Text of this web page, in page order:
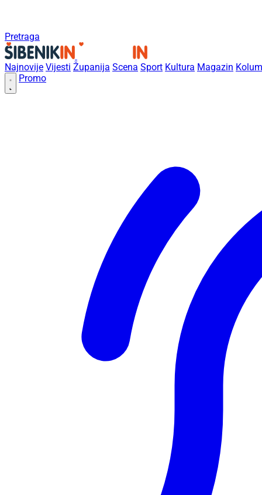
Pretraga
Najnovije Vijesti Županija Scena Sport Kultura Magazin
Promo